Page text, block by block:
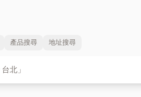
產品搜尋 地址搜尋